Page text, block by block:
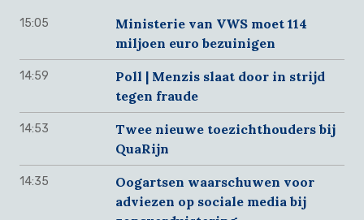
15:05
Ministerie van VWS moet 114
miljoen euro bezuinigen
14:59
Poll | Menzis slaat door in strijd
tegen fraude
14:53
Twee nieuwe toezichthouders bij
QuaRijn
14:35
Oogartsen waarschuwen voor
adviezen op sociale media bij